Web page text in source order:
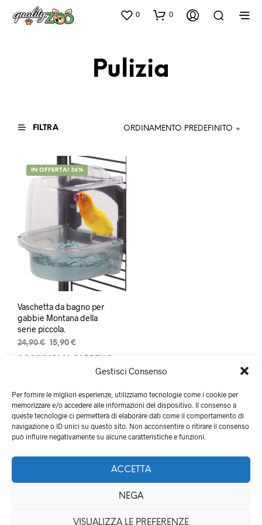
Gestisci Consenso
Per fornire le migliori esperienze, utilizziamo tecnologie come i cookie per
memorizzare e/o accedere alle informazioni del dispositivo. Il consenso a
queste tecnologie ci permetterà di elaborare dati come il comportamento di
navigazione o ID unici su questo sito. Non acconsentire o ritirare il consenso
può influire negativamente su alcune caratteristiche e funzioni.
ACCETTA
NEGA
VISUALIZZA LE PREFERENZE
0 0
Pulizia
FILTRA ORDINAMENTO PREDEFINITO
IN OFFERTA! 36%
Vaschetta da bagno per
gabbie Montana della
serie piccola.
24,90€ Il
prezzo
15,90 €
prezzo